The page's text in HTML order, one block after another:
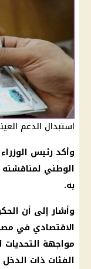
استبدال الدعم
وأكد رئيس
الوطني لمناقشته
به.
وأشار إلى أن
الاقتصادي في
مواجهة
الفئات ذات